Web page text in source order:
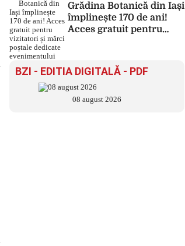
Grădina Botanică din Iași
împlinește 170 de ani!
Acces gratuit pentru
evenimentului
BZI - EDITIA DIGITALĂ - PDF
08 august 2026